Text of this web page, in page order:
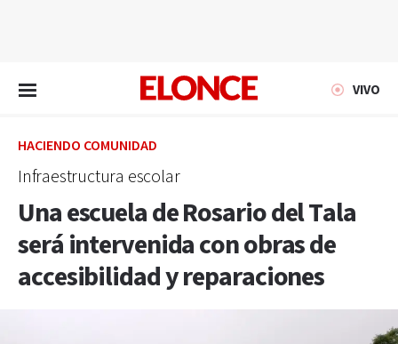
VIVO
HACIENDO COMUNIDAD
Infraestructura escolar
Una escuela de Rosario del Tala
será intervenida con obras de
accesibilidad y reparaciones